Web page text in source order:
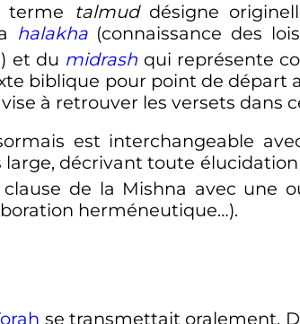
terme talmuddésigne
halakha(connaissance des
et du midrash qui représente
biblique pour point de départ
à retrouver les versets dans
est interchangeable
décrivant toute élucidation
de la Mishna avec une
herméneutique…).
se transmettait oralement.